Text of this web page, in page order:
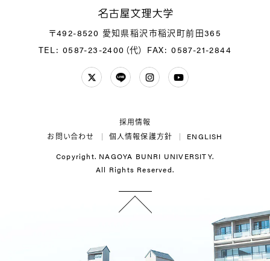
〒492-8520 愛知県稲沢市稲沢町前田365
TEL: 0587-23-2400（代） FAX: 0587-21-2844
ENGLISH
個人情報保護方針
お問い合わせ
採用情報
Copyright. NAGOYA BUNRI UNIVERSITY.
All Rights Reserved.